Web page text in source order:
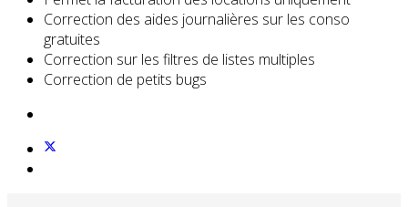
Correction des aides journalières sur les conso
gratuites
Correction sur les filtres de listes multiples
Correction de petits bugs